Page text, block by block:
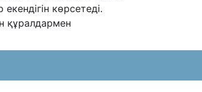
көрсетеді.
құралдармен